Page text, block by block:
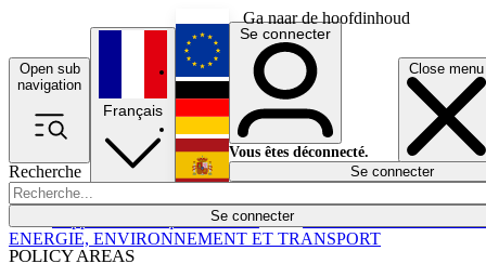
Ga naar de hoofdinhoud
Open sub
navigation
Close menu
Recherche
Se connecter
POLICY AREAS
Économie
Français
English
Deutsch
Español
Se connecter
Vous êtes déconnecté.
Se connecter
ENERGIE, ENVIRONNEMENT ET TRANSPORT